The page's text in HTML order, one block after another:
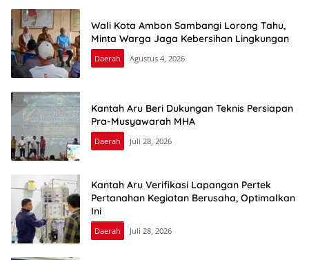
Wali Kota Ambon Sambangi Lorong Tahu,
Minta Warga Jaga Kebersihan Lingkungan
Daerah Agustus 4, 2026
Kantah Aru Beri Dukungan Teknis Persiapan
Pra-Musyawarah MHA
Daerah Juli 28, 2026
Kantah Aru Verifikasi Lapangan Pertek
Pertanahan Kegiatan Berusaha, Optimalkan
Ini
Daerah Juli 28, 2026